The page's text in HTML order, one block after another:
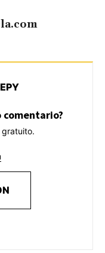
comentario?
gratuito.